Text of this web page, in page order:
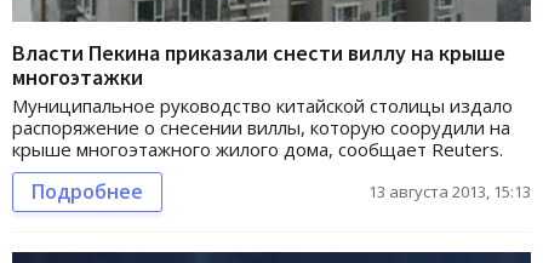
Власти Пекина приказали снести виллу на крыше
многоэтажки
Муниципальное руководство китайской столицы издало
распоряжение о снесении виллы, которую соорудили на
крыше многоэтажного жилого дома, сообщает Reuters.
Подробнее 13 августа 2013, 15:13